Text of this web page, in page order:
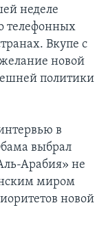
неделе
телефонных
Вкупе с
новой
политики
в
выбрал
Арабия» не
миром
новой